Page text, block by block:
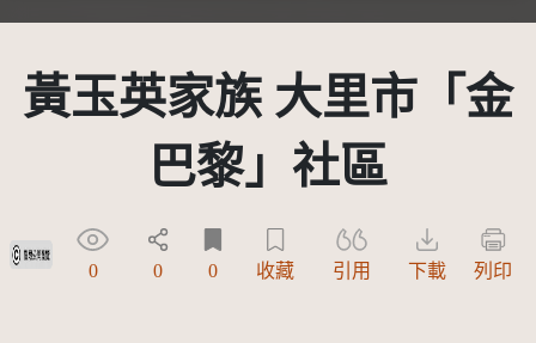
黃玉英家族 大里市「金
巴黎」社區
受著作權法保護-僅限於本平台有限度公開瀏覽
0 0 0 收藏 引用 下載 列印